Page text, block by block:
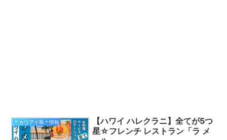
＊カウアイ島＊情報
【ハワイ ハレクラニ】全てが5つ
星☆フレンチ レストラン「ラ メ